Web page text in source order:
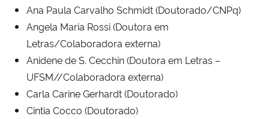
Ministério da Saúde
Ministério de Minas e Energia
Ministério da Ciência, Tecnologia, Inovações e Comunicações
Ministério do Meio Ambiente
Ana Paula Carvalho Schmidt (Doutorado/CNPq)
Angela Maria Rossi (Doutora em
Letras/Colaboradora externa)
Anidene de S. Cecchin (Doutora em Letras –
UFSM//Colaboradora externa)
Carla Carine Gerhardt (Doutorado)
Cintia Cocco (Doutorado)